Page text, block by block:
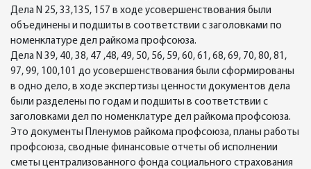
Дела N 25, 33,135, 157 в ходе усовершенствования были
объединены и подшиты в соответствии с заголовками по
номенклатуре дел райкома профсоюза.
Дела N 39, 40, 38, 47 ,48, 49, 50, 56, 59, 60, 61, 68, 69, 70, 80, 81,
97, 99, 100,101 до усовершенствования были сформированы
в одно дело, в ходе экспертизы ценности документов дела
были разделены по годам и подшиты в соответствии с
заголовками дел по номенклатуре дел райкома профсоюза.
Это документы Пленумов райкома профсоюза, планы работы
профсоюза, сводные финансовые отчеты об исполнении
сметы централизованного фонда социального страхования